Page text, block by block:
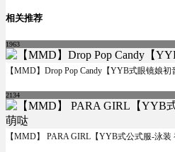
相关推荐
1963
【MMD】Drop Pop Candy【YYB式眼镜娘初
2134
【MMD】 PARA GIRL【YYB式公式服-泳